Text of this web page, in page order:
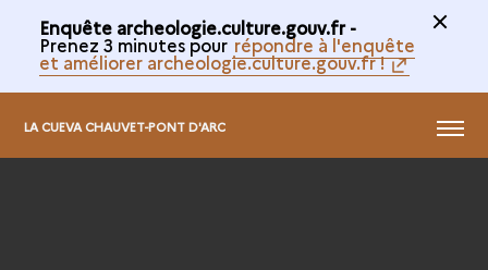
Enquête archeologie.culture.gouv.fr -
Prenez 3 minutes pour répondre à l'enquête
et améliorer archeologie.culture.gouv.fr !
LA CUEVA CHAUVET-PONT D'ARC MENÚ